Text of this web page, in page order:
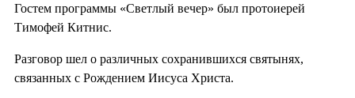
Гостем программы «Светлый вечер» был протоиерей
Тимофей Китнис.
Разговор шел о различных сохранившихся святынях,
связанных с Рождением Иисуса Христа.